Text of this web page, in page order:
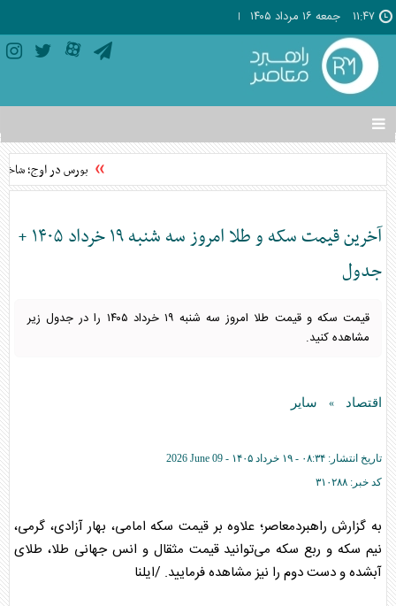
۱۱:۴۷ جمعه ۱۶ مرداد ۱۴۰۵
تغییر
وضعیت
منوی
ها
بورس در اوج؛
آخرین قیمت سکه و طلا امروز سه شنبه ۱۹ خرداد ۱۴۰۵ +
جدول
قیمت سکه و قیمت طلا امروز سه شنبه ۱۹ خرداد ۱۴۰۵ را در جدول زیر
مشاهده کنید.
اقتصاد » سایر
تاریخ انتشار: ۰۸:۳۴ - ۱۹ خرداد ۱۴۰۵ -
2026 June 09
کد خبر: ۳۱۰۲۸۸
به گزارش راهبردمعاصر؛ علاوه بر قیمت سکه امامی، بهار آزادی، گرمی،
نیم سکه و ربع سکه می‌توانید قیمت مثقال و انس جهانی طلا، طلای
آبشده و دست دوم را نیز مشاهده فرمایید. /ایلنا